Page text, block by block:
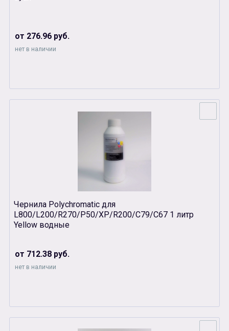
от 276.96 руб.
нет в наличии
Чернила Polychromatic для
L800/L200/R270/P50/XР/R200/C79/C67 1 литр
Yellow водные
от 712.38 руб.
нет в наличии